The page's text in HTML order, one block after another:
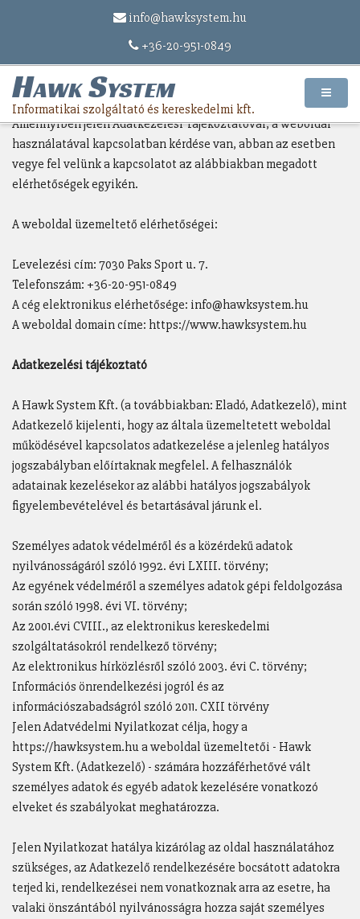
info@hawksystem.hu
+36-20-951-0849
Hawk System
Informatikai szolgáltató és kereskedelmi kft.
Adatvédelmi szabályzat
Adatkezelési tájékoztató
Amennyiben jelen Adatkezelési Tájékoztatóval, a weboldal
használatával kapcsolatban kérdése van, abban az esetben
vegye fel velünk a kapcsolatot az alábbiakban megadott
elérhetőségek egyikén.
A weboldal üzemeltető elérhetőségei:
Levelezési cím: 7030 Paks Sport u. 7.
Telefonszám: +36-20-951-0849
A cég elektronikus elérhetősége: info@hawksystem.hu
A weboldal domain címe: https://www.hawksystem.hu
Adatkezelési tájékoztató
A Hawk System Kft. (a továbbiakban: Eladó, Adatkezelő), mint
Adatkezelő kijelenti, hogy az általa üzemeltetett weboldal
működésével kapcsolatos adatkezelése a jelenleg hatályos
jogszabályban előírtaknak megfelel. A felhasználók
adatainak kezelésekor az alábbi hatályos jogszabályok
figyelembevételével és betartásával járunk el.
Személyes adatok védelméről és a közérdekű adatok
nyilvánosságáról szóló 1992. évi LXIII. törvény;
Az egyének védelméről a személyes adatok gépi feldolgozása
során szóló 1998. évi VI. törvény;
Az 2001.évi CVIII., az elektronikus kereskedelmi
szolgáltatásokról rendelkező törvény;
Az elektronikus hírközlésről szóló 2003. évi C. törvény;
Információs önrendelkezési jogról és az
információszabadságról szóló 2011. CXII törvény
Jelen Adatvédelmi Nyilatkozat célja, hogy a
https://hawksystem.hu a weboldal üzemeltetői - Hawk
System Kft. (Adatkezelő) - számára hozzáférhetővé vált
személyes adatok és egyéb adatok kezelésére vonatkozó
elveket és szabályokat meghatározza.
Jelen Nyilatkozat hatálya kizárólag az oldal használatához
szükséges, az Adatkezelő rendelkezésére bocsátott adatokra
terjed ki, rendelkezései nem vonatkoznak arra az esetre, ha
valaki önszántából nyilvánosságra hozza saját személyes